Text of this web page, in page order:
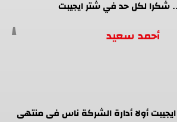
… شكرا لكل حد في شتر ايجيبت
أحمد سعيد
أولا أدارة الشركة ناس فى منتهى